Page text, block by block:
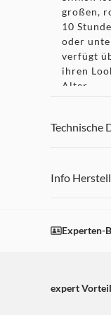
großen,
10
oder
verfügt
ihren
Alter.
der JBL
Ohren
Nutze
Technische
Info
Experten-
expert